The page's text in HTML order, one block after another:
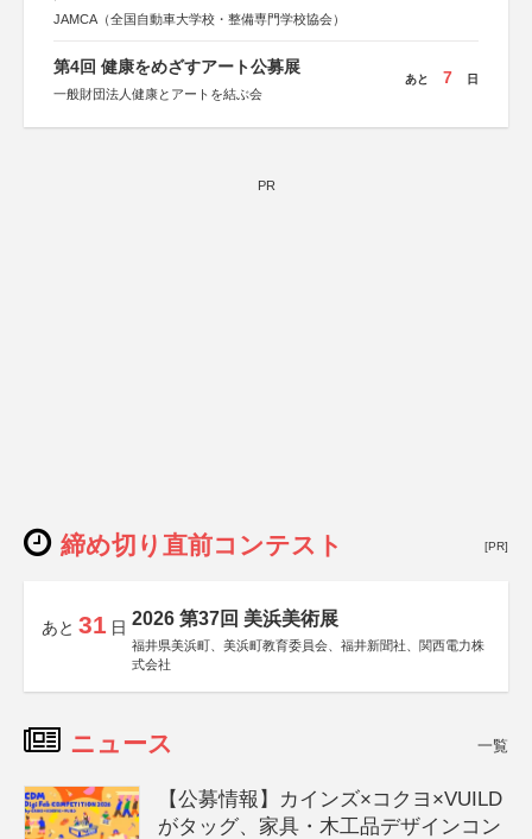
JAMCA（全国自動車大学校・整備専門学校協会）
第4回 健康をめざすアート公募展
一般財団法人健康とアートを結ぶ会
あと 7 日
PR
締め切り直前コンテスト [PR]
あと 31 日 2026 第37回 美浜美術展
福井県美浜町、美浜町教育委員会、福井新聞社、関西電力株
式会社
ニュース 一覧
【公募情報】カインズ×コクヨ×VUILD
がタッグ、家具・木工品デザインコン